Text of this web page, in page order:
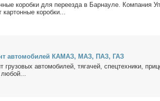
ко­роб­ки для пе­ре­ез­да в Бар­нау­ле. Ком­па­ния
кар­тон­ные ко­роб­ки...
ав­то­мо­би­лей КАМАЗ, МАЗ, ПАЗ, ГАЗ
гру­зо­вых ав­то­мо­би­лей, тя­га­чей, спец­тех­ни­ки,
лю­бой...